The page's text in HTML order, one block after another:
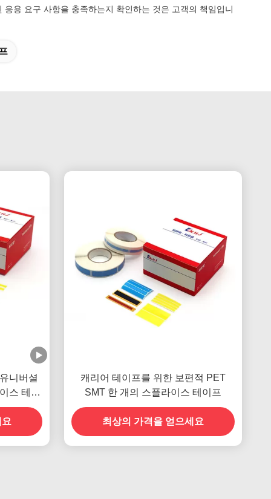
용 요구 사항을 충족하는지 확인하는 것은 고객의 책임입니
니버셜
스 테이
이즈에
캐리어 테이프를 위한 보편적 PET
SMT 한 개의 스플라이스 테이프
최상의 가격을 얻으세요